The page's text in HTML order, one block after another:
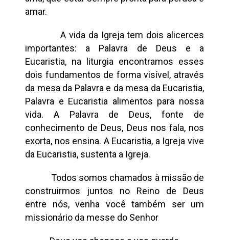
amar.
A vida da Igreja tem dois alicerces
importantes: a Palavra de Deus e a
Eucaristia, na liturgia encontramos esses
dois fundamentos de forma visível, através
da mesa da Palavra e da mesa da Eucaristia,
Palavra e Eucaristia alimentos para nossa
vida. A Palavra de Deus, fonte de
conhecimento de Deus, Deus nos fala, nos
exorta, nos ensina. A Eucaristia, a Igreja vive
da Eucaristia, sustenta a Igreja.
Todos somos chamados à missão de
construirmos juntos no Reino de Deus
entre nós, venha você também ser um
missionário da messe do Senhor